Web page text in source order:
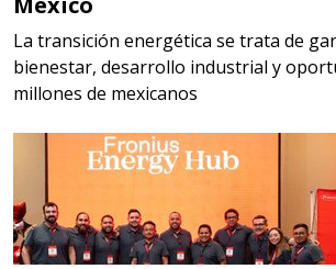
La transición energética se trata de
bienestar, desarrollo industrial y
millones de mexicanos